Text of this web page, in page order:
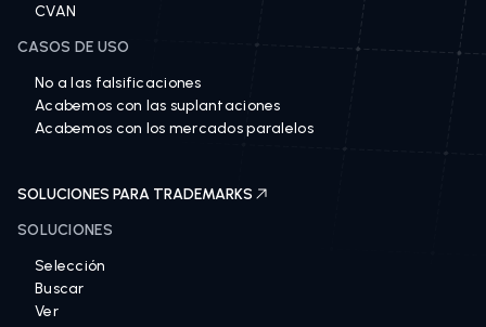
CVAN
CASOS DE USO
No a las falsificaciones
Acabemos con las suplantaciones
Acabemos con los mercados paralelos
SOLUCIONES PARA TRADEMARKS
SOLUCIONES
Selección
Buscar
Ver